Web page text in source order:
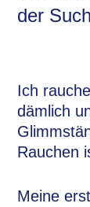
der
Ich
dämlich
Rauchen
Meine